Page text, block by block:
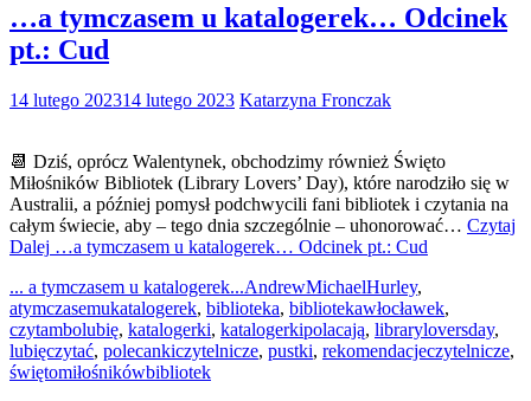
…a tymczasem u katalogerek… Odcinek
pt.: Cud
14 lutego 202314 lutego 2023 Katarzyna Fronczak
📆 Dziś, oprócz Walentynek, obchodzimy również Święto
Miłośników Bibliotek (Library Lovers’ Day), które narodziło się w
Australii, a później pomysł podchwycili fani bibliotek i czytania na
całym świecie, aby – tego dnia szczególnie – uhonorować… Czytaj
Dalej …a tymczasem u katalogerek… Odcinek pt.: Cud
... a tymczasem u katalogerek...AndrewMichaelHurley,
atymczasemukatalogerek, biblioteka, bibliotekawłocławek,
czytambolubię, katalogerki, katalogerkipolacają, libraryloversday,
lubięczytać, polecankiczytelnicze, pustki, rekomendacjeczytelnicze,
świętomiłośnikówbibliotek